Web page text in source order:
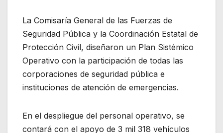
La Comisaría General de las Fuerzas de
Seguridad Pública y la Coordinación Estatal de
Protección Civil, diseñaron un Plan Sistémico
Operativo con la participación de todas las
corporaciones de seguridad pública e
instituciones de atención de emergencias.
En el despliegue del personal operativo, se
contará con el apoyo de 3 mil 318 vehículos